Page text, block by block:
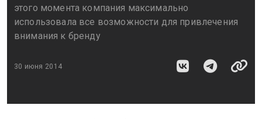
этого момента компания максимально
использовала все возможности для привлечения
внимания к бренду
30 июня 2014